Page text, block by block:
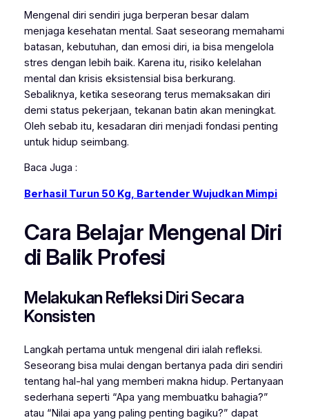
Mengenal diri sendiri juga berperan besar dalam
menjaga kesehatan mental. Saat seseorang memahami
batasan, kebutuhan, dan emosi diri, ia bisa mengelola
stres dengan lebih baik. Karena itu, risiko kelelahan
mental dan krisis eksistensial bisa berkurang.
Sebaliknya, ketika seseorang terus memaksakan diri
demi status pekerjaan, tekanan batin akan meningkat.
Oleh sebab itu, kesadaran diri menjadi fondasi penting
untuk hidup seimbang.
Baca Juga :
Berhasil Turun 50 Kg, Bartender Wujudkan Mimpi
Cara Belajar Mengenal Diri
di Balik Profesi
Melakukan Refleksi Diri Secara
Konsisten
Langkah pertama untuk mengenal diri ialah refleksi.
Seseorang bisa mulai dengan bertanya pada diri sendiri
tentang hal-hal yang memberi makna hidup. Pertanyaan
sederhana seperti “Apa yang membuatku bahagia?”
atau “Nilai apa yang paling penting bagiku?” dapat